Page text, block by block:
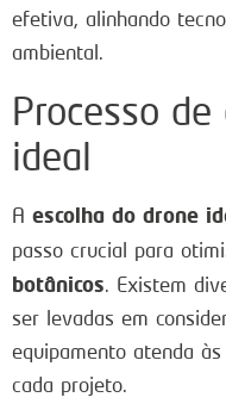
efetiva, alinhando
ambiental.
Processo
ideal
A escolha do drone
passo crucial para
botânicos. Existem
ser levadas em
equipamento atenda
cada projeto.